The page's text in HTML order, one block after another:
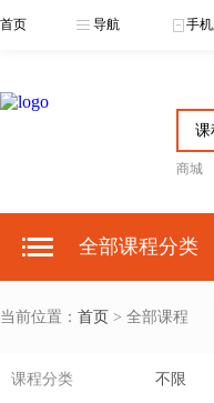
首页 导航 手
商城
全部课程分类
当前位置： 首页 > 全部课程
课程分类 不限